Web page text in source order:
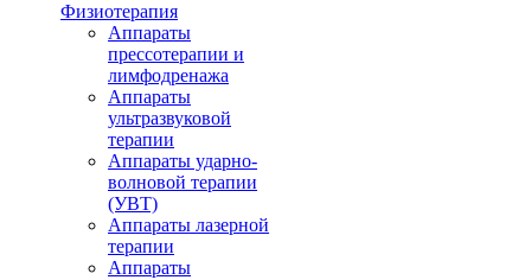
Физиотерапия
Аппараты
прессотерапии и
лимфодренажа
Аппараты
ультразвуковой
терапии
Аппараты ударно-
волновой терапии
(УВТ)
Аппараты лазерной
терапии
Аппараты